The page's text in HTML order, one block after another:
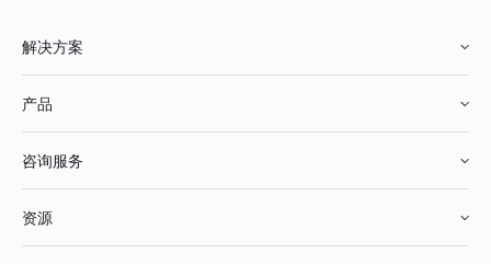
解决方案
鞋服行业
产品
咨询服务
资源